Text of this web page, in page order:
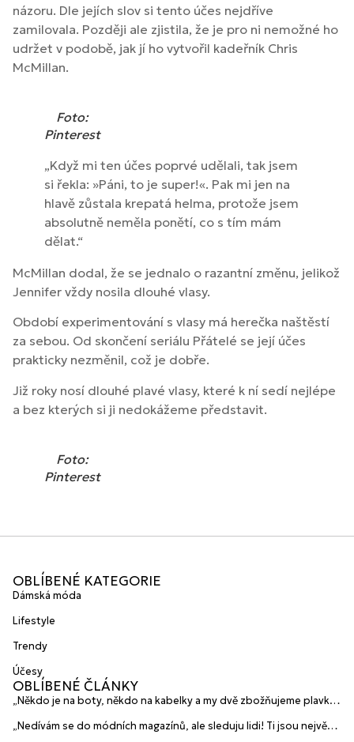
názoru. Dle jejích slov si tento účes nejdříve
zamilovala. Později ale zjistila, že je pro ni nemožné ho
udržet v podobě, jak jí ho vytvořil kadeřník Chris
McMillan.
Foto:
Pinterest
„Když mi ten účes poprvé udělali, tak jsem
si řekla: »Páni, to je super!«. Pak mi jen na
hlavě zůstala krepatá helma, protože jsem
absolutně neměla ponětí, co s tím mám
dělat.“
McMillan dodal, že se jednalo o razantní změnu, jelikož
Jennifer vždy nosila dlouhé vlasy.
Období experimentování s vlasy má herečka naštěstí
za sebou. Od skončení seriálu Přátelé se její účes
prakticky nezměnil, což je dobře.
Již roky nosí dlouhé plavé vlasy, které k ní sedí nejlépe
a bez kterých si ji nedokážeme představit.
Foto:
Pinterest
OBLÍBENÉ KATEGORIE
Dámská móda
Lifestyle
Trendy
Účesy
OBLÍBENÉ ČLÁNKY
„Někdo je na boty, někdo na kabelky a my dvě zbožňujeme plavky“
HANAJANA Swimwear
„Nedívám se do módních magazínů, ale sleduju lidi! Ti jsou největší